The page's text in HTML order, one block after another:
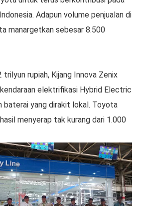
Adapun volume penjualan di
manargetkan sebesar 8.500
rupiah, Kijang Innova Zenix
elektrifikasi Hybrid Electric
baterai yang dirakit lokal. Toyota
menyerap tak kurang dari 1.000